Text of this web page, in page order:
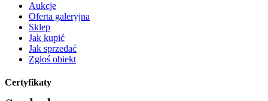
Aukcje
Oferta galeryjna
Sklep
Jak kupić
Jak sprzedać
Zgłoś obiekt
Certyfikaty